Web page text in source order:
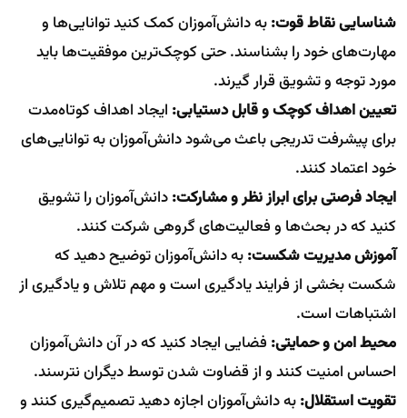
شناسایی نقاط قوت:به دانش‌آموزان کمک کنید توانایی‌ها و
مهارت‌های خود را بشناسند. حتی کوچک‌ترین موفقیت‌ها باید
مورد توجه و تشویق قرار گیرند.
تعیین اهداف کوچک و قابل دستیابی: ایجاد اهداف کوتاه‌مدت
برای پیشرفت تدریجی باعث می‌شود دانش‌آموزان به توانایی‌های
خود اعتماد کنند.
ایجاد فرصتی برای ابراز نظر و مشارکت:دانش‌آموزان را تشویق
کنید که در بحث‌ها و فعالیت‌های گروهی شرکت کنند.
آموزش مدیریت شکست:به دانش‌آموزان توضیح دهید که
شکست بخشی از فرایند یادگیری است و مهم تلاش و یادگیری از
اشتباهات است.
محیط امن و حمایتی: فضایی ایجاد کنید که در آن دانش‌آموزان
احساس امنیت کنند و از قضاوت شدن توسط دیگران نترسند.
تقویت استقلال:به دانش‌آموزان اجازه دهید تصمیم‌گیری کنند و